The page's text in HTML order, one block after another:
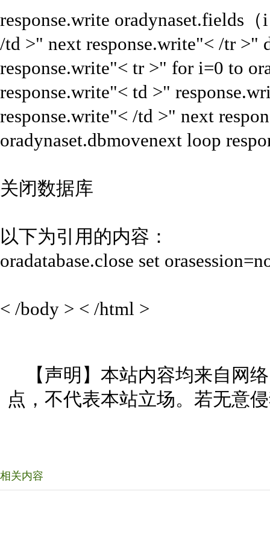
response.write oradynaset.fields
/td >" next response.write"< /tr >"
response.write"< tr >" for i=0 to
response.write"< td >"
response.write"< /td >" next
oradynaset.dbmovenext loop
关闭数据库
以下为引用的内容：
oradatabase.close set
< /body > < /html >
【声明】本站内容均来自网
点，不代表本站立场。若无意
相关内容